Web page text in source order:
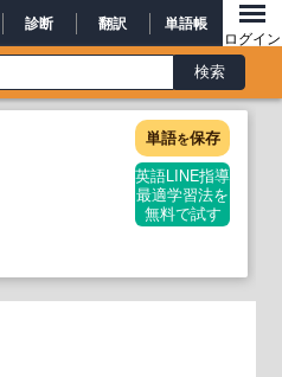
診断 翻訳 単語帳
ログイン
単語を保存
英語LINE指導
最適学習法を
無料で試す